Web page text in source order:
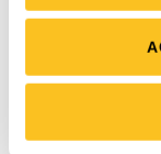
partecipazione.